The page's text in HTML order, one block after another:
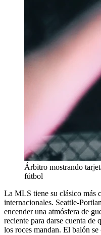
Árbitro mostrando
fútbol
La MLS tiene su clásico más
internacionales. Seattle-
encender una atmósfera de
reciente para darse cuenta de
los roces mandan. El balón se